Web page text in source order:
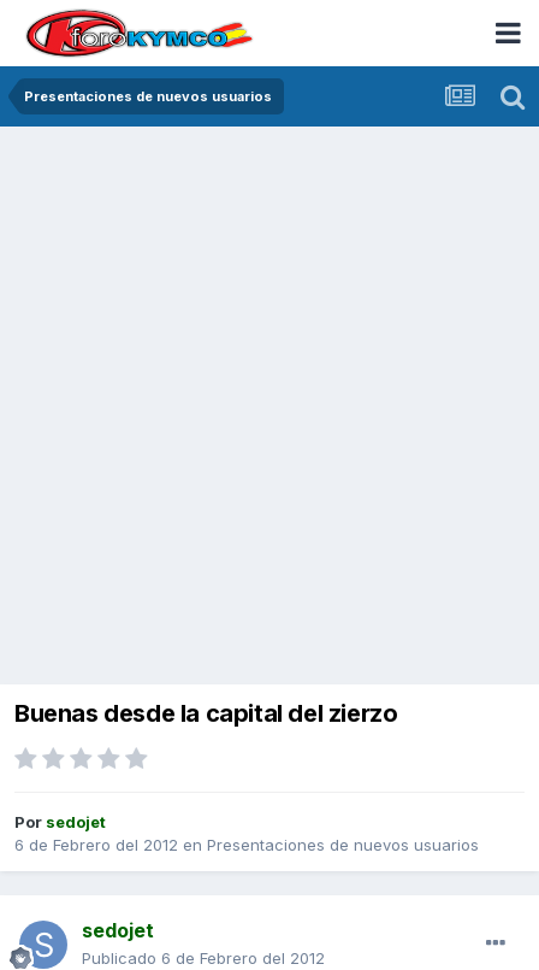
Presentaciones de nuevos usuarios
Buenas desde la capital del zierzo
Por sedojet
6 de Febrero del 2012 en Presentaciones de nuevos usuarios
sedojet
Publicado 6 de Febrero del 2012